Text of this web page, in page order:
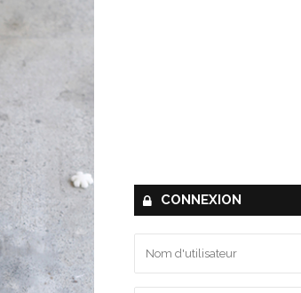
CONNEXION